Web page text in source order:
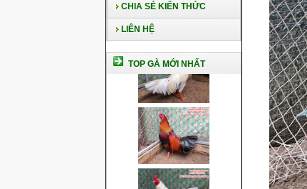
CHIA SẺ KIẾN THỨC
LIÊN HỆ
TOP GÀ MỚI NHẤT